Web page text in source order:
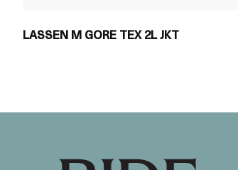
LASSEN M GORE TEX 2L JKT